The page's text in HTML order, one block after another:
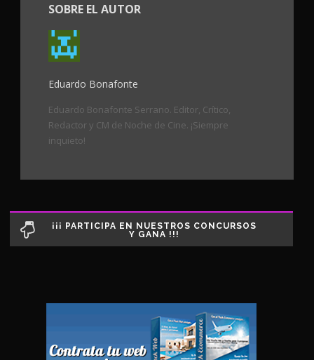
SOBRE EL AUTOR
Eduardo Bonafonte
Eduardo Bonafonte Serrano. Editor, Crítico,
Redactor y CM de Noche de Cine. ¡Siempre
inquieto!
¡¡¡ PARTICIPA EN NUESTROS CONCURSOS
Y GANA !!!